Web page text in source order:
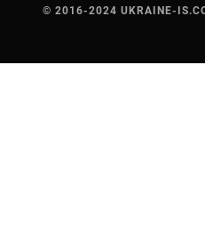
© 2016-2024 UKRAINE-